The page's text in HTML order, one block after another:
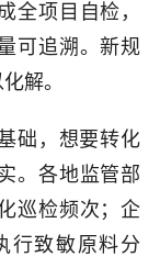
全项目自检，
可追溯。新规
解。
础，想要转化
。各地监管部
巡检频次；企
行致敏原料分